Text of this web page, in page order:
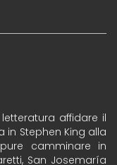
affidare il
in Stephen King alla
camminare in
San Josemaría